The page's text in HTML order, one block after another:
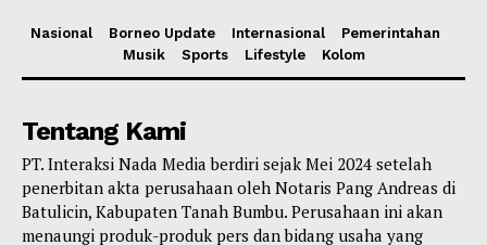
Nasional Borneo Update Internasional
Pemerintahan
Musik
Sports Lifestyle Kolom
Tentang Kami
PT. Interaksi Nada Media berdiri sejak Mei 2024 setelah
penerbitan akta perusahaan oleh Notaris Pang Andreas di
Batulicin, Kabupaten Tanah Bumbu. Perusahaan ini akan
menaungi produk-produk pers dan bidang usaha yang